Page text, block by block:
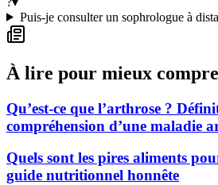
Puis-je consulter un sophrologue à
À lire pour mieux
Qu’est-ce que l’arthrose ?
compréhension d’une maladie
Quels sont les pires aliments
guide nutritionnel honnête